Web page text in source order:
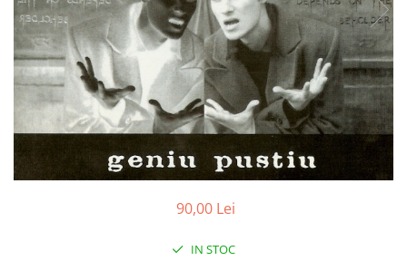
Viniluri Românești
Colecția Electrecord
90,00 Lei
IN STOC